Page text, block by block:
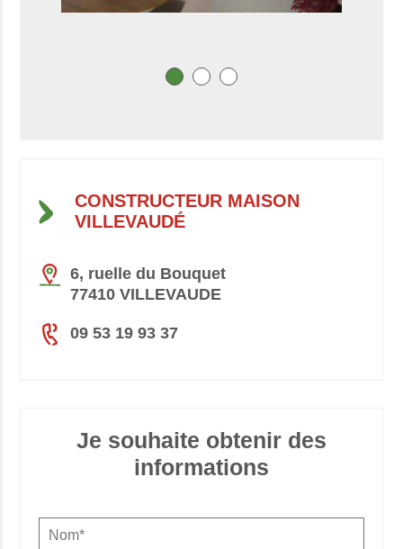
CONSTRUCTEUR MAISON
VILLEVAUDÉ
6, ruelle du Bouquet
77410 VILLEVAUDE
09 53 19 93 37
Je souhaite obtenir des
informations